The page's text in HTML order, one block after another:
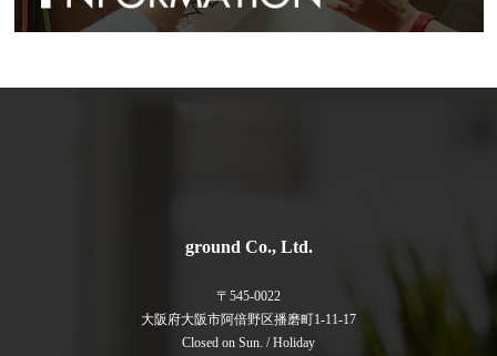
ground Co., Ltd.
〒545-0022
大阪府大阪市阿倍野区播磨町1-11-17
Closed on Sun. / Holiday